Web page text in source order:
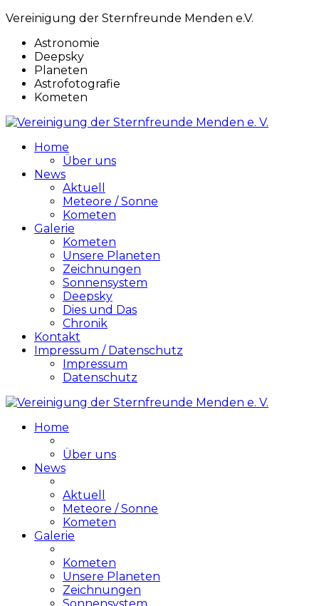
Vereinigung der Sternfreunde Menden e.V.
Astronomie
Deepsky
Planeten
Astrofotografie
Kometen
Home
Über uns
News
Aktuell
Meteore / Sonne
Kometen
Galerie
Kometen
Unsere Planeten
Zeichnungen
Sonnensystem
Deepsky
Dies und Das
Chronik
Kontakt
Impressum / Datenschutz
Impressum
Datenschutz
Home
Über uns
News
Aktuell
Meteore / Sonne
Kometen
Galerie
Kometen
Unsere Planeten
Zeichnungen